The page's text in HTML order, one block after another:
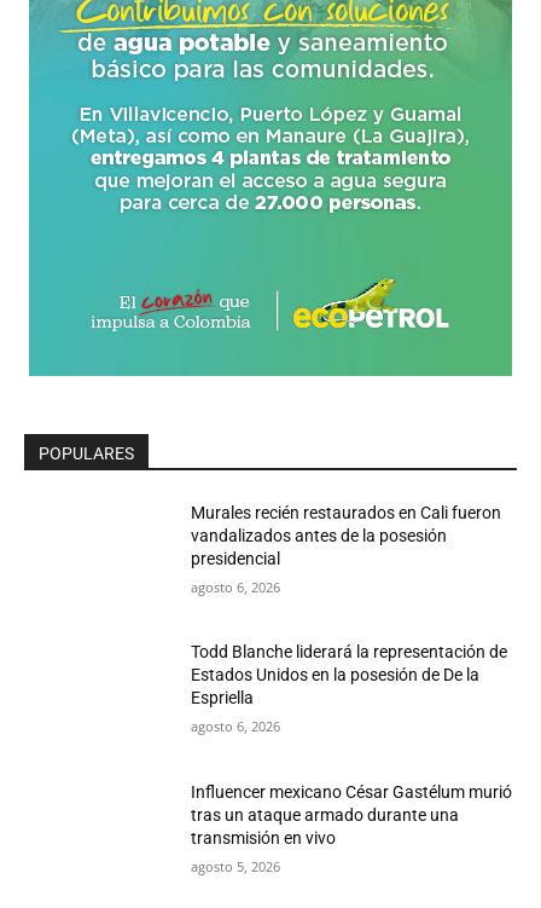
POPULARES
Murales recién restaurados en Cali fueron
vandalizados antes de la posesión
presidencial
agosto 6, 2026
Todd Blanche liderará la representación de
Estados Unidos en la posesión de De la
Espriella
agosto 6, 2026
Influencer mexicano César Gastélum murió
tras un ataque armado durante una
transmisión en vivo
agosto 5, 2026